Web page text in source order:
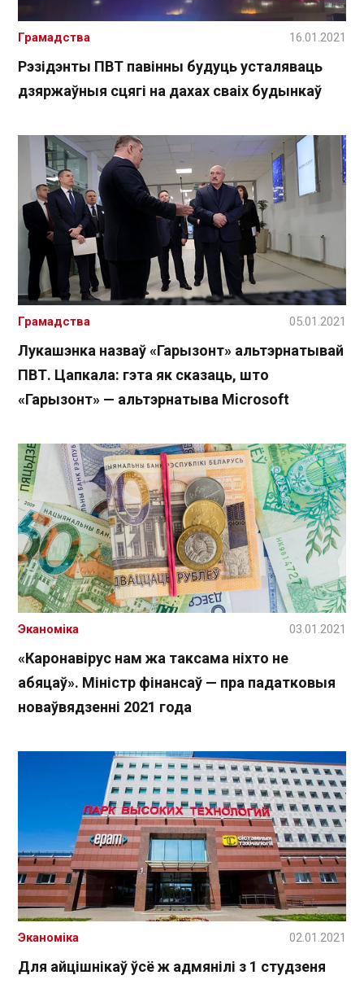
Рэзідэнты ПВТ павінны будуць усталяваць
дзяржаўныя сцягі на дахах сваіх будынкаў
Грамадства 16.01.2021
Лукашэнка назваў «Гарызонт» альтэрнатывай
ПВТ. Цапкала: гэта як сказаць, што
«Гарызонт» — альтэрнатыва Microsoft
Грамадства 05.01.2021
«Каронавірус нам жа таксама ніхто не
абяцаў». Міністр фінансаў — пра падатковыя
новаўвядзенні 2021 года
Эканоміка 03.01.2021
Для айцішнікаў ўсё ж адмянілі з 1 студзеня
Эканоміка 02.01.2021